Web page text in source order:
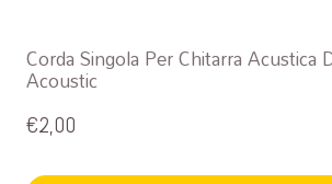
Corda Singola Per Chitarra Acustica
Acoustic
€2,00